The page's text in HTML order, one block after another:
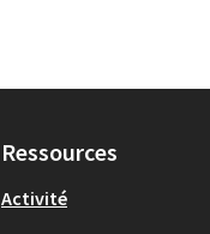
Ressources
Activité